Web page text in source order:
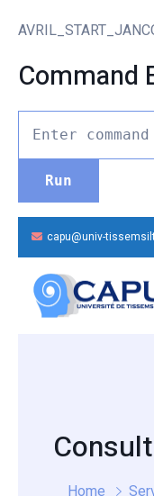
Command
capu@univ-
Home